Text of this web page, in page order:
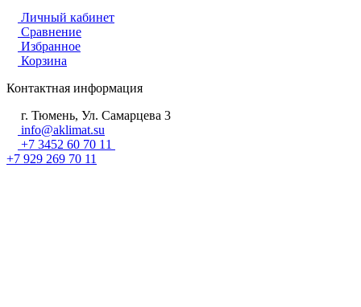
Личный кабинет
Сравнение
Избранное
Корзина
Контактная информация
г. Тюмень, Ул. Самарцева 3
info@aklimat.su
+7 3452 60 70 11
+7 929 269 70 11